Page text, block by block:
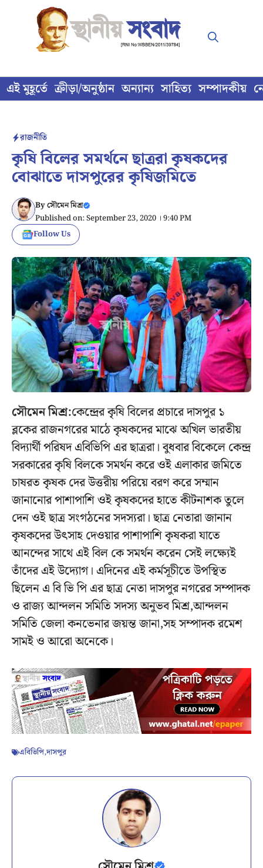
content
এই মুহূর্তে ক্রীড়া/অনুষ্ঠান অন্যান্য সাহিত্য সম্পাদকীয়
রাজনীতি
কৃষি বিলের সমর্থনে ছাত্ররা কৃষকদের
বোঝাতে দাসপুরের কৃষিজমিতে
Byসৌমেন মিশ্র
Published on: September 23, 2020 । 9:40 PM
Follow Us
সৌমেন মিশ্র:কেন্দ্রের কৃষি বিলের প্রচারে দাসপুর ১
ব্লকের রাজনগরের মাঠে কৃষকদের মাঝে অখিল ভারতীয়
বিদ্যার্থী পরিষদ এবিভিপি এর ছাত্ররা। বুধবার বিকেলে কেন্দ্র
সরকারের কৃষি বিলকে সমর্থন করে ওই এলাকার জমিতে
চাষরত কৃষক দের উত্তরীয় পরিয়ে বরণ করে সম্মান
জানানোর পাশাপাশি ওই কৃষকদের হাতে কীটনাশক তুলে
দেন ওই ছাত্র সংগঠনের সদস্যরা। ছাত্র নেতারা জানান
কৃষকদের উৎসাহ দেওয়ার পাশাপাশি কৃষকরা যাতে
আনন্দের সাথে এই বিল কে সমর্থন করেন সেই লক্ষ্যেই
তাঁদের এই উদ্যোগ। এদিনের এই কর্মসূচীতে উপস্থিত
ছিলেন এ বি ভি পি এর ছাত্র নেতা দাসপুর নগরের সম্পাদক
ও রাজ্য আন্দলন সমিতি সদস্য অনুভব মিশ্র,আন্দলন
সমিতি জেলা কনভেনার জয়ন্ত জানা,সহ সম্পাদক রমেশ
সামই ও আরো অনেকে।
এবিভিপি,দাসপুর